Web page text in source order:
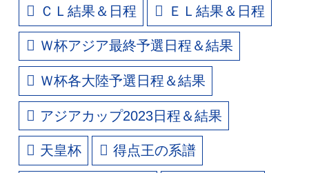
ＣＬ結果＆日程 ＥＬ結果＆日程
Ｗ杯アジア最終予選日程＆結果
Ｗ杯各大陸予選日程＆結果
アジアカップ2023日程＆結果
天皇杯 得点王の系譜